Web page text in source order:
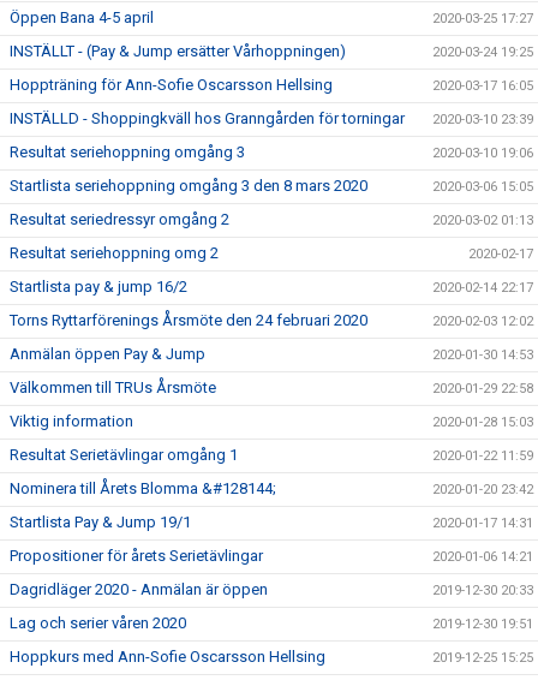
Öppen Bana 4-5 april 2020-03-25 17:27
INSTÄLLT - (Pay & Jump ersätter Vårhoppningen) 2020-03-24 19:25
Hoppträning för Ann-Sofie Oscarsson Hellsing 2020-03-17 16:05
INSTÄLLD - Shoppingkväll hos Granngården för torningar 2020-03-10 23:39
Resultat seriehoppning omgång 3 2020-03-10 19:06
Startlista seriehoppning omgång 3 den 8 mars 2020 2020-03-06 15:05
Resultat seriedressyr omgång 2 2020-03-02 01:13
Resultat seriehoppning omg 2 2020-02-17
Startlista pay & jump 16/2 2020-02-14 22:17
Torns Ryttarförenings Årsmöte den 24 februari 2020 2020-02-03 12:02
Anmälan öppen Pay & Jump 2020-01-30 14:53
Välkommen till TRUs Årsmöte 2020-01-29 22:58
Viktig information 2020-01-28 15:03
Resultat Serietävlingar omgång 1 2020-01-22 11:59
Nominera till Årets Blomma &#128144; 2020-01-20 23:42
Startlista Pay & Jump 19/1 2020-01-17 14:31
Propositioner för årets Serietävlingar 2020-01-06 14:21
Dagridläger 2020 - Anmälan är öppen 2019-12-30 20:33
Lag och serier våren 2020 2019-12-30 19:51
Hoppkurs med Ann-Sofie Oscarsson Hellsing 2019-12-25 15:25